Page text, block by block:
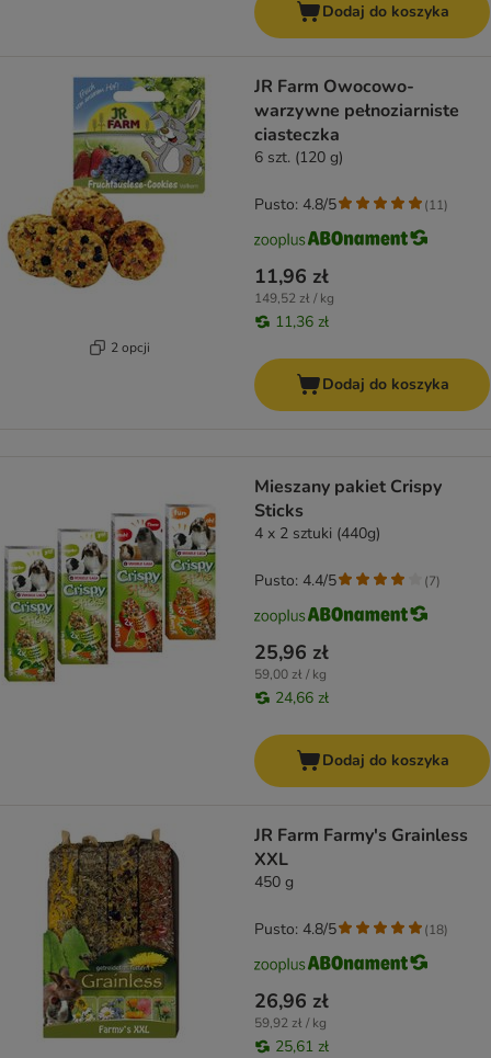
Dodaj do koszyka
2 opcji
JR Farm Owocowo-
warzywne pełnoziarniste
ciasteczka
6 szt. (120 g)
11,96 zł
149,52 zł / kg
11,36 zł
Pusto: 4.8/5 (11)
Dodaj do koszyka
Mieszany pakiet Crispy
Sticks
4 x 2 sztuki (440g)
25,96 zł
59,00 zł / kg
24,66 zł
Pusto: 4.4/5 (7)
Dodaj do koszyka
JR Farm Farmy's Grainless
XXL
450 g
26,96 zł
59,92 zł / kg
25,61 zł
Pusto: 4.8/5 (18)